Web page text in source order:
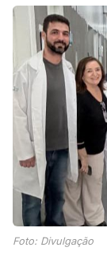
Foto: Divulgação